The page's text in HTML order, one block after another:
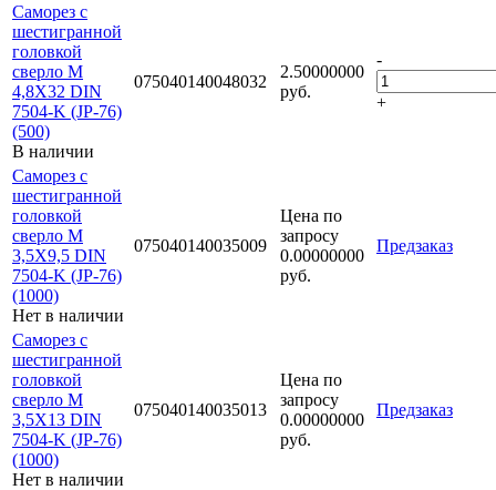
Саморез с
шестигранной
головкой
сверло М
4,8Х32 DIN
7504-K (JP-76)
(500)
В наличии
075040140048032
2.50000000
руб.
-
+
Саморез с
шестигранной
головкой
сверло М
3,5Х9,5 DIN
7504-K (JP-76)
(1000)
Нет в наличии
075040140035009
Цена по
запросу
0.00000000
руб.
Предзаказ
Саморез с
шестигранной
головкой
сверло М
3,5Х13 DIN
7504-K (JP-76)
(1000)
Нет в наличии
075040140035013
Цена по
запросу
0.00000000
руб.
Предзаказ